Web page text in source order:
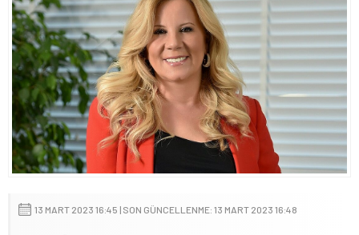
13 MART 2023 16:45 | SON GÜNCELLENME: 13 MART 2023 16:48